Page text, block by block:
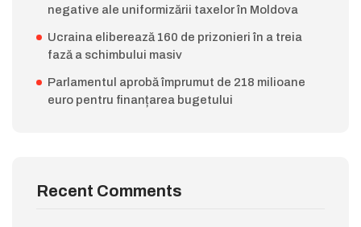
negative ale uniformizării taxelor în Moldova
Ucraina eliberează 160 de prizonieri în a treia
fază a schimbului masiv
Parlamentul aprobă împrumut de 218 milioane
euro pentru finanțarea bugetului
Recent Comments